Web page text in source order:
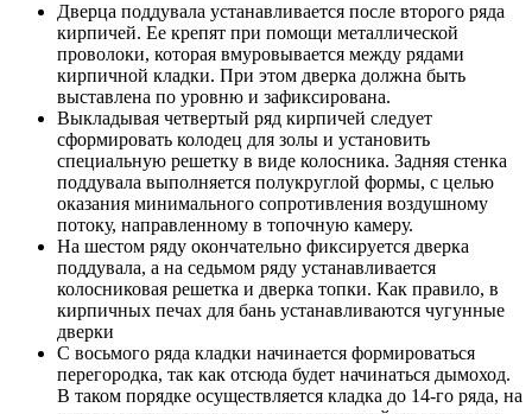
Дверца поддувала устанавливается после второго ряда
кирпичей. Ее крепят при помощи металлической
проволоки, которая вмуровывается между рядами
кирпичной кладки. При этом дверка должна быть
выставлена по уровню и зафиксирована.
Выкладывая четвертый ряд кирпичей следует
сформировать колодец для золы и установить
специальную решетку в виде колосника. Задняя стенка
поддувала выполняется полукруглой формы, с целью
оказания минимального сопротивления воздушному
потоку, направленному в топочную камеру.
На шестом ряду окончательно фиксируется дверка
поддувала, а на седьмом ряду устанавливается
колосниковая решетка и дверка топки. Как правило, в
кирпичных печах для бань устанавливаются чугунные
дверки
С восьмого ряда кладки начинается формироваться
перегородка, так как отсюда будет начинаться дымоход.
В таком порядке осуществляется кладка до 14-го ряда, на